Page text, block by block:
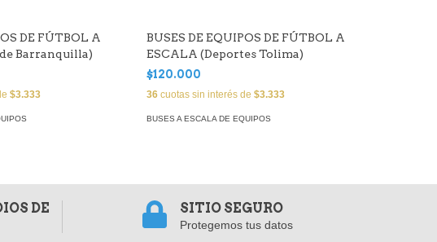
DE FÚTBOL A
Barranquilla)
$3.333
BUSES DE EQUIPOS DE FÚTBOL A
ESCALA (Deportes Tolima)
$120.000
36 cuotas sin interés de $3.333
BUSES A ESCALA DE EQUIPOS
DE
SITIO SEGURO
Protegemos tus datos